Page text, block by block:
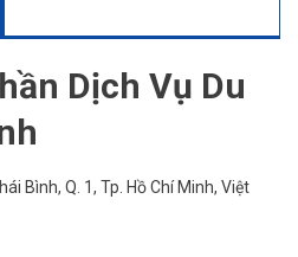
Dịch Vụ Du
Bình, Q. 1, Tp. Hồ Chí Minh, Việt